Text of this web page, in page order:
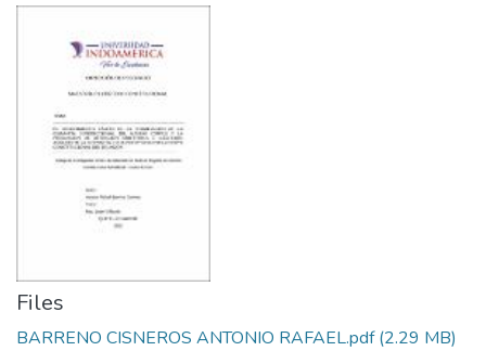
Files
BARRENO CISNEROS ANTONIO RAFAEL.pdf(2.29 MB)